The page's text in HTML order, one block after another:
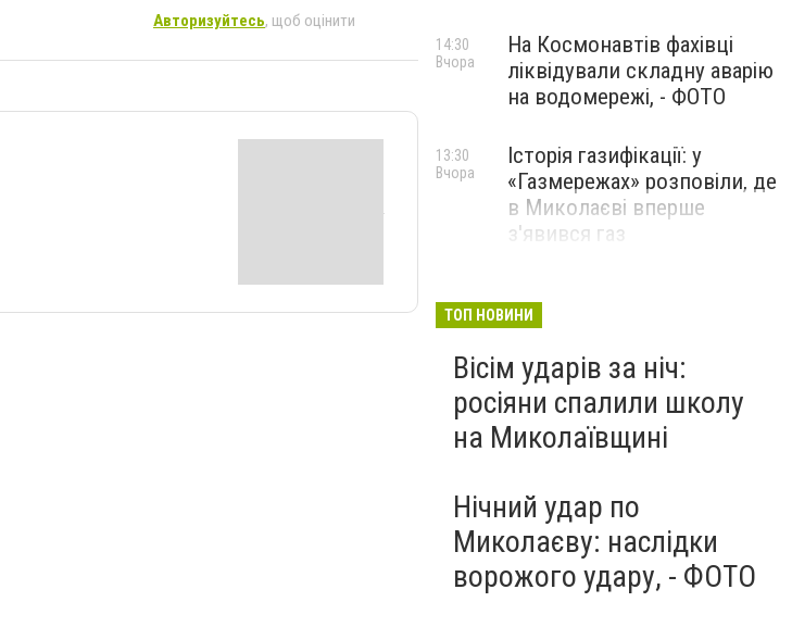
Авторизуйтесь, щоб оцінити
На Космонавтів фахівці
ліквідували складну аварію
на водомережі, - ФОТО
14:30
Вчора
Історія газифікації: у
«Газмережах» розповіли, де
в Миколаєві вперше
з'явився газ
13:30
Вчора
Миколаєві 2026: шукаємо
перезавантаження
ПАРТНЕРСЬКИЙ СПЕЦПРОЄКТ
Вчора
ТОП НОВИНИ
Вісім ударів за ніч:
росіяни спалили школу
на Миколаївщині
Нічний удар по
Миколаєву: наслідки
ворожого удару, - ФОТО